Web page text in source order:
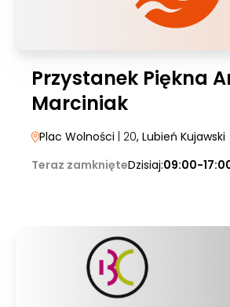
Przystanek Piękna
Marciniak
Plac Wolności | 20, Lubień Kujawski
Teraz zamknięteDzisiaj:09:00-